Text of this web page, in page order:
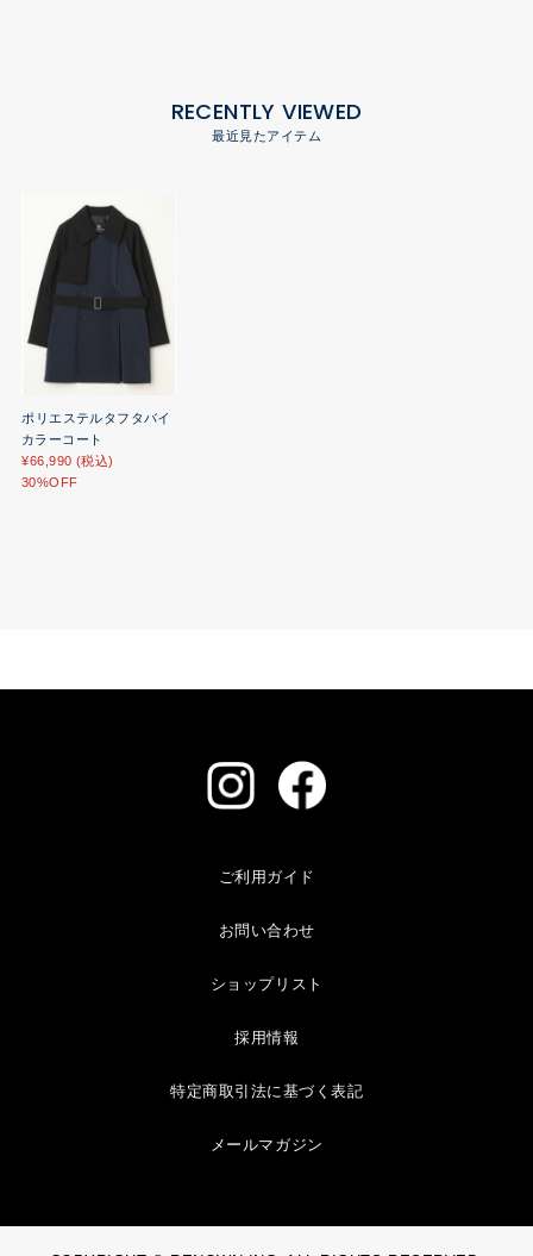
RECENTLY VIEWED
最近見たアイテム
ポリエステルタフタバイ
カラーコート
¥66,990 (税込)
30%OFF
ご利用ガイド
お問い合わせ
ショップリスト
採用情報
特定商取引法に基づく表記
メールマガジン